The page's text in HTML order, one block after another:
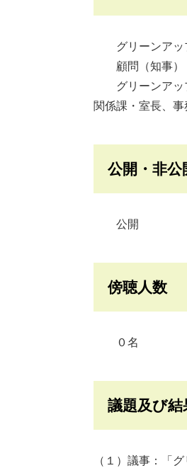
グリーンアッ
顧問（知事）
グリーンアップ
関係課・室長、事
公開・非公
公開
傍聴人数
０名
議題及び結
（１）議事：「